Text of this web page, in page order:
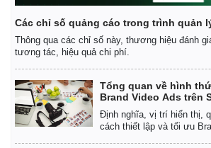
Các chỉ số quảng cáo trong trình quản
Thông qua các chỉ số này, thương hiệu đánh
tương tác, hiệu quả chi phí.
Tổng quan về hình
Brand Video Ads trên
Định nghĩa, vị trí hiển thị,
cách thiết lập và tối ưu